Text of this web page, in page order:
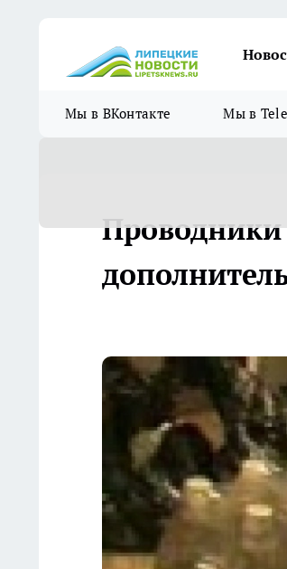
Мы в ВКонтакте Мы в
Проводники